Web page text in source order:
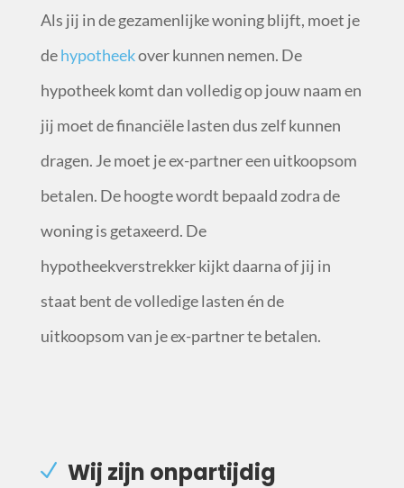
Als jij in de gezamenlijke woning blijft, moet je
dehypotheekover kunnen nemen. De
hypotheek komt dan volledig op jouw naam en
jij moet de financiële lasten dus zelf kunnen
dragen. Je moet je ex-partner een uitkoopsom
betalen. De hoogte wordt bepaald zodra de
woning is getaxeerd. De
hypotheekverstrekker kijkt daarna of jij in
staat bent de volledige lasten én de
uitkoopsom van je ex-partner te betalen.
Wij zijn onpartijdig